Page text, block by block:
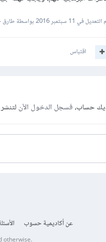
التعديل في 11 سبتمبر 2016 بواسطة طارق
اقتباس
حساب،فسجل الدخول الآن
عن أكاديمية حسوب